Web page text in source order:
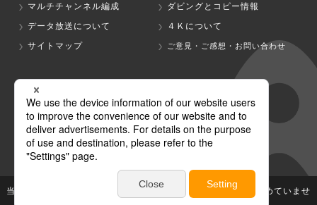
マルチチャンネル編成
ダビングとコピー情報
データ放送について
４Ｋについて
サイトマップ
ご意見・ご感想・お問い合わせ
グループ会社
テレビ朝日 テレ朝チャンネル
当社が著作権、著作隣接権を有する放送番組等の無断利用は認めていませ
ん。